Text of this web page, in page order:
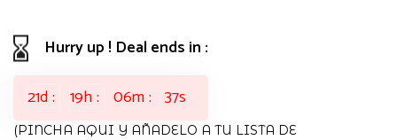
Hurry up ! Deal ends in :
21d 19h 06m 36s
(PINCHA AQUI Y AÑADELO A TU LISTA DE